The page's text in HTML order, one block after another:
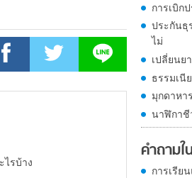
ไรบ้าง
การเบิก
ประกันธุ
ไม่
เปลี่ยนย
ธรรมเนี
มุกดาหา
นาฬิกาชี
คำถาม
การเรีย